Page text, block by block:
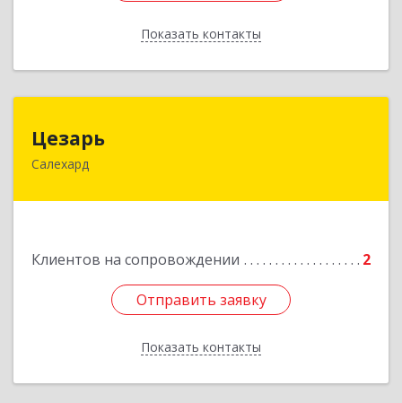
Показать контакты
Назад
Цезарь
Салехард
Клиентов на сопровождении 2
Отправить заявку
Показать контакты
629008, Ямало-Ненецкий АО, Салехард г,
Отправить заявку
Назад